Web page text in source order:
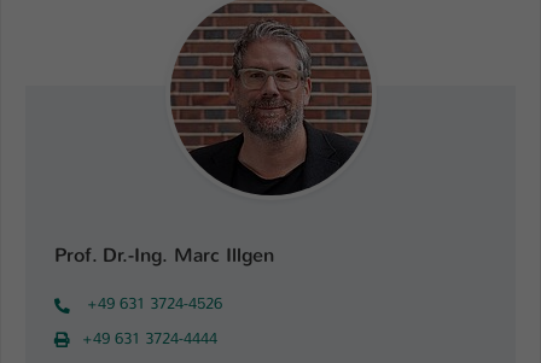
Prof. Dr.-Ing. Marc Illgen
+49 631 3724-4526
+49 631 3724-4444